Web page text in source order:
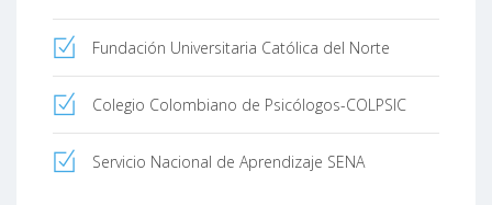
Fundación Universitaria Católica del Norte
Colegio Colombiano de Psicólogos-COLPSIC
Servicio Nacional de Aprendizaje SENA